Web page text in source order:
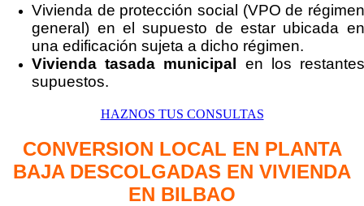
Vivienda de protección social (VPO de régimen
general) en el supuesto de estar ubicada en
una edificación sujeta a dicho régimen.
Vivienda tasada municipal en los restantes
supuestos.
HAZNOS TUS CONSULTAS
CONVERSION LOCAL EN PLANTA
BAJA DESCOLGADAS EN VIVIENDA
EN BILBAO